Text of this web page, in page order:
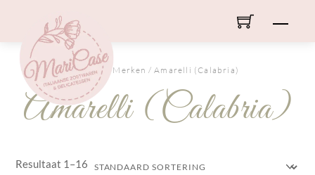
content
HOME / Merken / Amarelli (Calabria)
Amarelli (Calabria)
Resultaat 1–16